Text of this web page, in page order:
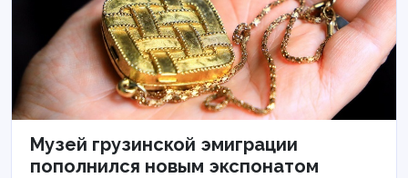
Музей грузинской эмиграции
пополнился новым экспонатом